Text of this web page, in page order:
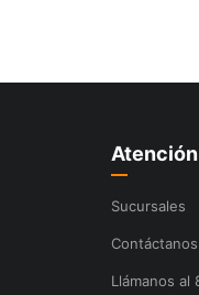
Sucursales
Contáctanos
Llámanos al